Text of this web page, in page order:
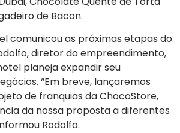
de Bacon.
comunicou as próximas etapas do
diretor do empreendimento,
planeja expandir seu
“Em breve, lançaremos
de franquias da ChocoStore,
da nossa proposta a diferentes
Rodolfo.